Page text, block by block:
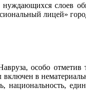
слоев
лицей»
особо
в
национальность,